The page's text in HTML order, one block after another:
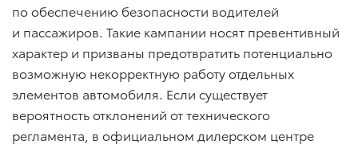
по обеспечению безопасности водителей
и пассажиров. Такие кампании носят превентивный
характер и призваны предотвратить потенциально
возможную некорректную работу отдельных
элементов автомобиля. Если существует
вероятность отклонений от технического
регламента, в официальном дилерском центре